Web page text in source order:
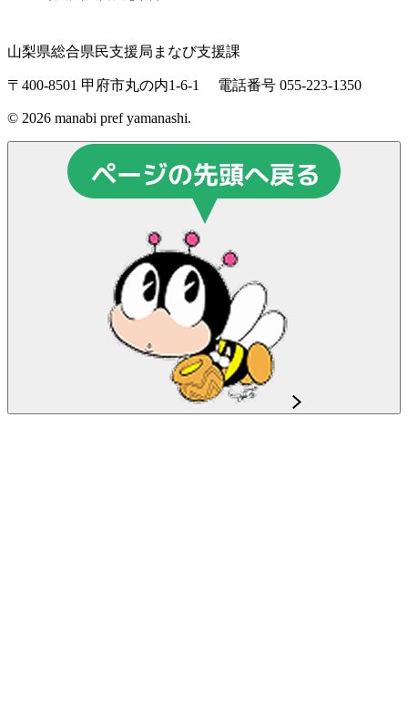
山梨県総合県民支援局まなび支援課
〒400-8501 甲府市丸の内1-6-1 電話番号 055-223-1350
© 2026 manabi pref yamanashi.